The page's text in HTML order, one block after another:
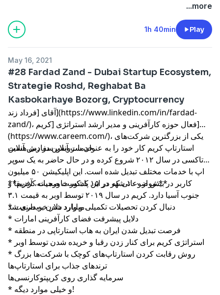
...more
1h 40min Play
May 16, 2021
#28 Fardad Zand - Dubai Startup Ecosystem,
Strategie Roshd, Reghabat Ba
Kasbokarhaye Bozorg, Cryptocurrency
آقای [فرداد زند](https://www.linkedin.com/in/fardad-
zand/)، فعال حوزه کارآفرینی و مدیر ارشد استراتژی [کریم]
(https://www.careem.com/)، یکی از بزرگترین شرکت‌های
خدمات آنلاین در دبی هست.
استارتاپ کریم کار خود را به عنوان سرویس سفارش آنلاین
تاکسی در سال ۲۰۱۲ شروع کرده و در حال حاضر به یک سوپر
اپ با خدمات مختلف تبدیل شده است. این اپلیکیشن ۵۰ میلیون
کاربر در بیش از ۱۰۰ شهر در ۱۵ کشور خاورمیانه، آفریقا و
جنوب آسیا دارد. کریم در سال ۲۰۱۹ توسط اوبر به قیمت ۳.۱
میلیارد دلار خریداری شد.
**موضوعاتی که در این پادکست صحبت کردیم:**
* دنبال کردن تحصیلات تکمیلی و وارد شدن به صنعت
* دلایل پیشرفت فضای کارآفرینی امارات
* فرصت تبدیل شدن ایران به هاب استارتاپی در منطقه
* استراتژی کریم برای کنار زدن رقبا و خریده شدن توسط اوبر
* روش رقابت کردن استارتاپ‌های کوچک با شرکت‌ها بزرگ
ترندهای جذاب برای استارتاپ‌ها
سرمایه گذاری روی کریپتوکارنسی‌ها
* و خیلی موارد دیگه!